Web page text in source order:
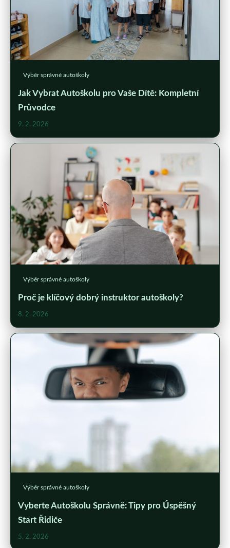
Výběr správné autoškoly
Jak Vybrat Autoškolu pro Vaše Dítě: Kompletní
Průvodce
9. 2. 2026
Výběr správné autoškoly
Proč je klíčový dobrý instruktor autoškoly?
8. 2. 2026
Výběr správné autoškoly
Vyberte Autoškolu Správně: Tipy pro Úspěšný
Start Řidiče
5. 2. 2026